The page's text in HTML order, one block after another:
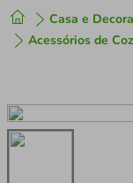
Casa e
Acessórios de
1º tenis
3º